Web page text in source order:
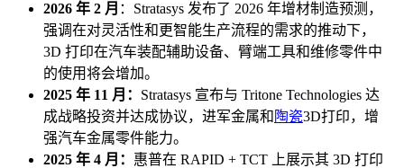
2026 年 2 月 ：Stratasys 发布了 2026 年增材制造预测，
强调在对灵活性和更智能生产流程的需求的推动下，
3D 打印在汽车装配辅助设备、臂端工具和维修零件中
的使用将会增加。
2025 年 11 月： Stratasys 宣布与 Tritone Technologies 达
成战略投资并达成协议，进军金属和 陶瓷3D打印，增
强汽车金属零件能力。
2025 年 4 月： 惠普在 RAPID + TCT 上展示其 3D 打印